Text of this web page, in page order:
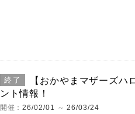
終了
【おかやまマザーズ
ント情報！
開催：26/02/01 ～26/03/24